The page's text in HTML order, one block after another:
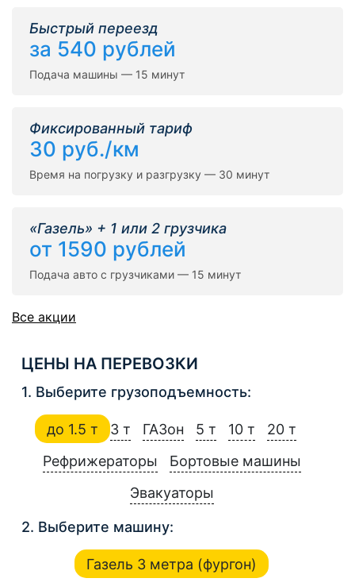
Быстрый переезд
за 540 рублей
Подача машины — 15 минут
Фиксированный тариф
30 руб./км
Время на погрузку и разгрузку — 30 минут
«Газель» + 1 или 2 грузчика
от 1590 рублей
Подача авто с грузчиками — 15 минут
Все акции
ЦЕНЫ НА ПЕРЕВОЗКИ
1. Выберите грузоподъемность:
до 1.5 т 3 т ГАЗон 5 т 10 т
20 т
Рефрижераторы
Бортовые машины
Эвакуаторы
2. Выберите машину:
Газель 3 метра (фургон)